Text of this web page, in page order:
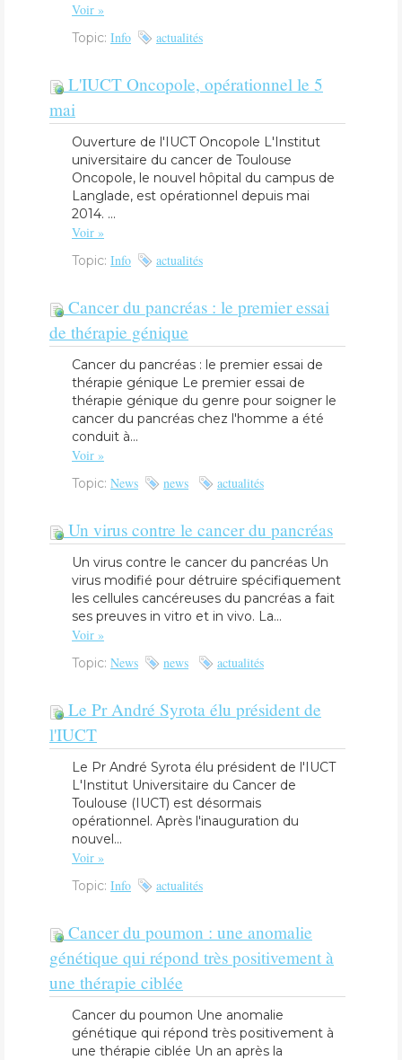
Voir »
Topic: Info actualités
L'IUCT Oncopole, opérationnel le 5
mai
Ouverture de l'IUCT Oncopole L'Institut
universitaire du cancer de Toulouse
Oncopole, le nouvel hôpital du campus de
Langlade, est opérationnel depuis mai
2014. ...
Voir »
Topic: Info actualités
Cancer du pancréas : le premier essai
de thérapie génique
Cancer du pancréas : le premier essai de
thérapie génique Le premier essai de
thérapie génique du genre pour soigner le
cancer du pancréas chez l'homme a été
conduit à...
Voir »
Topic: News news actualités
Un virus contre le cancer du pancréas
Un virus contre le cancer du pancréas Un
virus modifié pour détruire spécifiquement
les cellules cancéreuses du pancréas a fait
ses preuves in vitro et in vivo. La...
Voir »
Topic: News news actualités
Le Pr André Syrota élu président de
l'IUCT
Le Pr André Syrota élu président de l'IUCT
L'Institut Universitaire du Cancer de
Toulouse (IUCT) est désormais
opérationnel. Après l'inauguration du
nouvel...
Voir »
Topic: Info actualités
​Cancer du poumon : une anomalie
génétique qui répond très positivement à
une thérapie ciblée
​Cancer du poumon Une anomalie
génétique qui répond très positivement à
une thérapie ciblée Un an après la